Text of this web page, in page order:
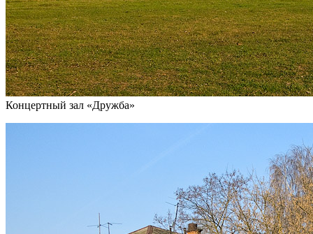
Концертный зал «Дружба»